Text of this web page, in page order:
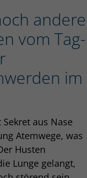
andere
vom Tag-
im
aus Nase
Atemwege, was
Husten
Lunge gelangt,